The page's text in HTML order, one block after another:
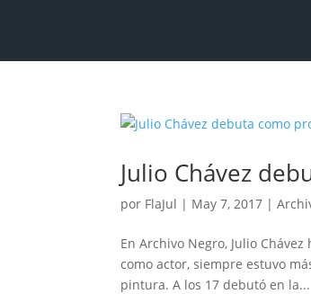
Julio Chávez
por FlaJul | May 7, 2017 |
En Archivo Negro, Julio
como actor, siempre estuvo
pintura. A los 17 debutó en la...